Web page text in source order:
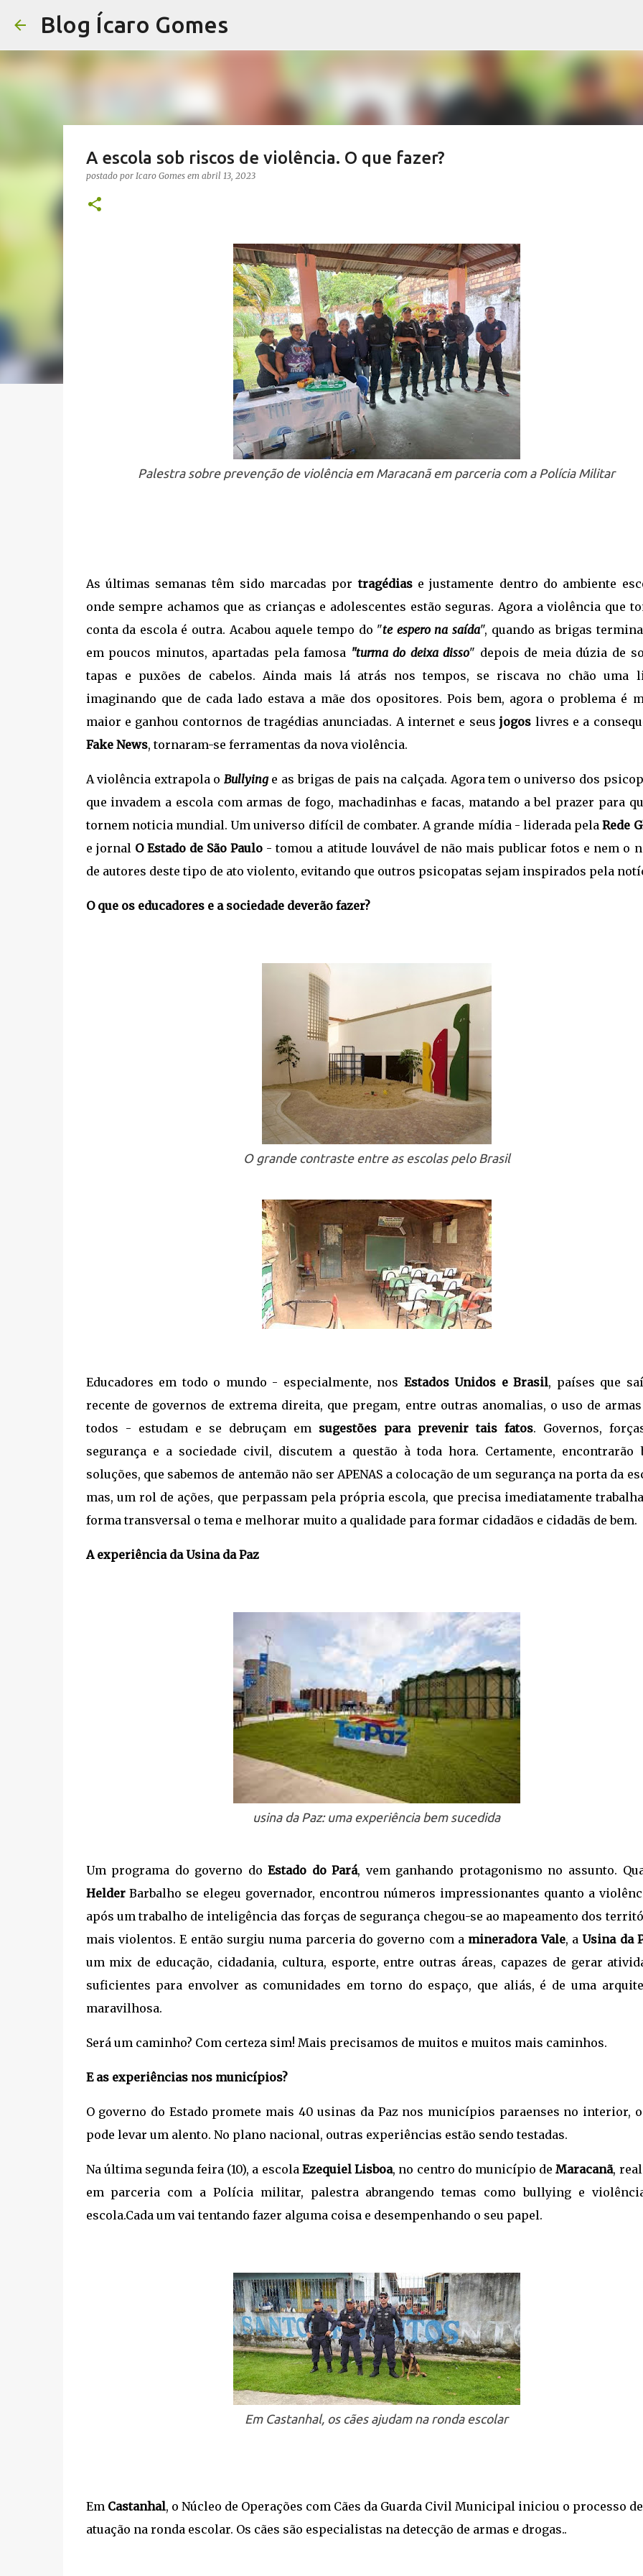
Blog Ícaro Gomes
A escola sob riscos de violência. O que fazer?
postado por Icaro Gomes em abril 13, 2023
Palestra sobre prevenção de violência em Maracanã em parceria com a Polícia Militar
As últimas semanas têm sido marcadas portragédiase justamente dentro do ambiente
onde sempre achamos que as crianças e adolescentes estão seguras. Agora a violência que
conta da escola é outra. Acabou aquele tempo do "te espero na saída", quando as brigas
em poucos minutos, apartadas pela famosa "turma do deixa disso" depois de meia dúzia de
tapas e puxões de cabelos. Ainda mais lá atrás nos tempos, se riscava no chão uma
imaginando que de cada lado estava a mãe dos opositores. Pois bem, agora o problema é
maior e ganhou contornos de tragédias anunciadas. A internet e seusjogos livres e a
Fake News, tornaram-se ferramentas da nova violência.
A violência extrapola o Bullyinge as brigas de pais na calçada. Agora tem o universo dos
que invadem a escola com armas de fogo, machadinhas e facas, matando a bel prazer para
tornem noticia mundial. Um universo difícil de combater. A grande mídia - liderada pelaRede
e jornal O Estado de São Paulo - tomou a atitude louvável de não mais publicar fotos e nem o
de autores deste tipo de ato violento, evitando que outros psicopatas sejam inspirados pela
O que os educadores e a sociedade deverão fazer?
O grande contraste entre as escolas pelo Brasil
Educadores em todo o mundo - especialmente, nos Estados Unidos e Brasil, países que
recente de governos de extrema direita, que pregam, entre outras anomalias, o uso de
todos - estudam e se debruçam em sugestões para prevenir tais fatos. Governos,
segurança e a sociedade civil, discutem a questão à toda hora. Certamente, encontrarão
soluções, que sabemos de antemão não ser APENAS a colocação de um segurança na porta da
mas, um rol de ações, que perpassam pela própria escola, que precisa imediatamente
forma transversal o tema e melhorar muito a qualidade para formar cidadãos e cidadãs de bem.
A experiência da Usina da Paz
usina da Paz: uma experiência bem sucedida
Um programa do governo do Estado do Pará, vem ganhando protagonismo no assunto.
HelderBarbalho se elegeu governador, encontrou números impressionantes quanto a
após um trabalho de inteligência das forças de segurança chegou-se ao mapeamento dos
mais violentos. E então surgiu numa parceria do governo com a mineradora Vale, aUsina da
um mix de educação, cidadania, cultura, esporte, entre outras áreas, capazes de gerar
suficientes para envolver as comunidades em torno do espaço, que aliás, é de uma
maravilhosa.
Será um caminho? Com certeza sim! Mais precisamos de muitos e muitos mais caminhos.
E as experiências nos municípios?
O governo do Estado promete mais 40 usinas da Paz nos municípios paraenses no interior,
pode levar um alento. No plano nacional, outras experiências estão sendo testadas.
Na última segunda feira (10), a escola Ezequiel Lisboa, no centro do município deMaracanã,
em parceria com a Polícia militar, palestra abrangendo temas como bullying e
escola.Cada um vai tentando fazer alguma coisa e desempenhando o seu papel.
Em Castanhal, os cães ajudam na ronda escolar
Em Castanhal, o Núcleo de Operações com Cães da Guarda Civil Municipal iniciou o processo de
atuação na ronda escolar. Os cães são especialistas na detecção de armas e drogas..